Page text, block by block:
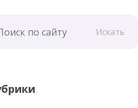
Искать